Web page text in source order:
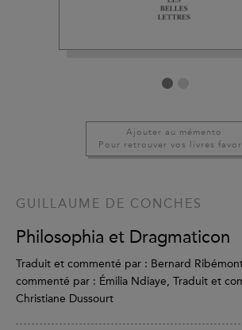
Ajouter au mémento
Pour retrouver vos livres
GUILLAUME DE CONCHES
Philosophia et Dragmaticon
Traduit et commenté par : Bernard
commenté par : Émilia Ndiaye, Traduit et
Christiane Dussourt